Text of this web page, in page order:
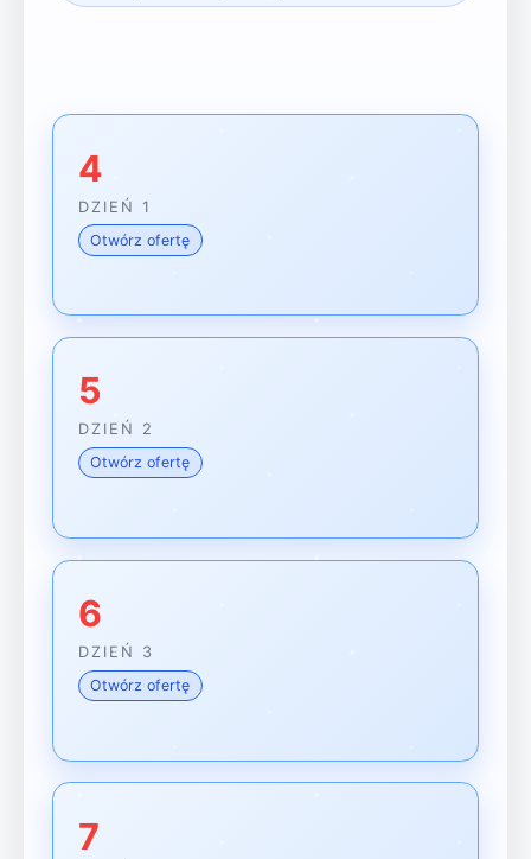
4
DZIEŃ 1
Otwórz ofertę
5
DZIEŃ 2
Otwórz ofertę
6
DZIEŃ 3
Otwórz ofertę
7